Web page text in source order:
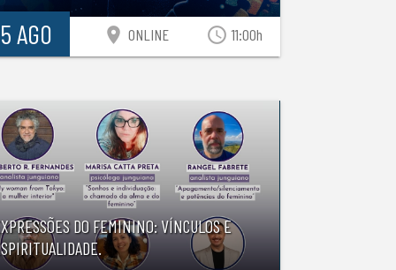
AGO location_on ONLINE access_time 11:00h
DO FEMININO: VÍNCULOS E